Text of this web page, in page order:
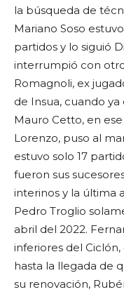
la búsqueda de
Mariano Soso
partidos y lo siguió
interrumpió con
Romagnoli, ex
de Insua, cuando
Mauro Cetto, en
Lorenzo, puso al
estuvo solo 17
fueron sus
interinos y la última
Pedro Troglio
abril del 2022.
inferiores del
hasta la llegada de
su renovación,